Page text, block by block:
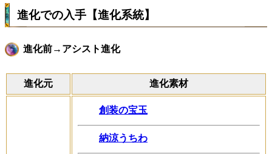
進化での入手【進化系統】
進化前→アシスト進化
進化元 進化素材
創装の宝玉
納涼うちわ